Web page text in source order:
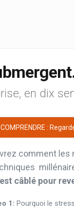
en dix
COMPRENDRE :
comment les
câblé pour
1: Pourquoi le